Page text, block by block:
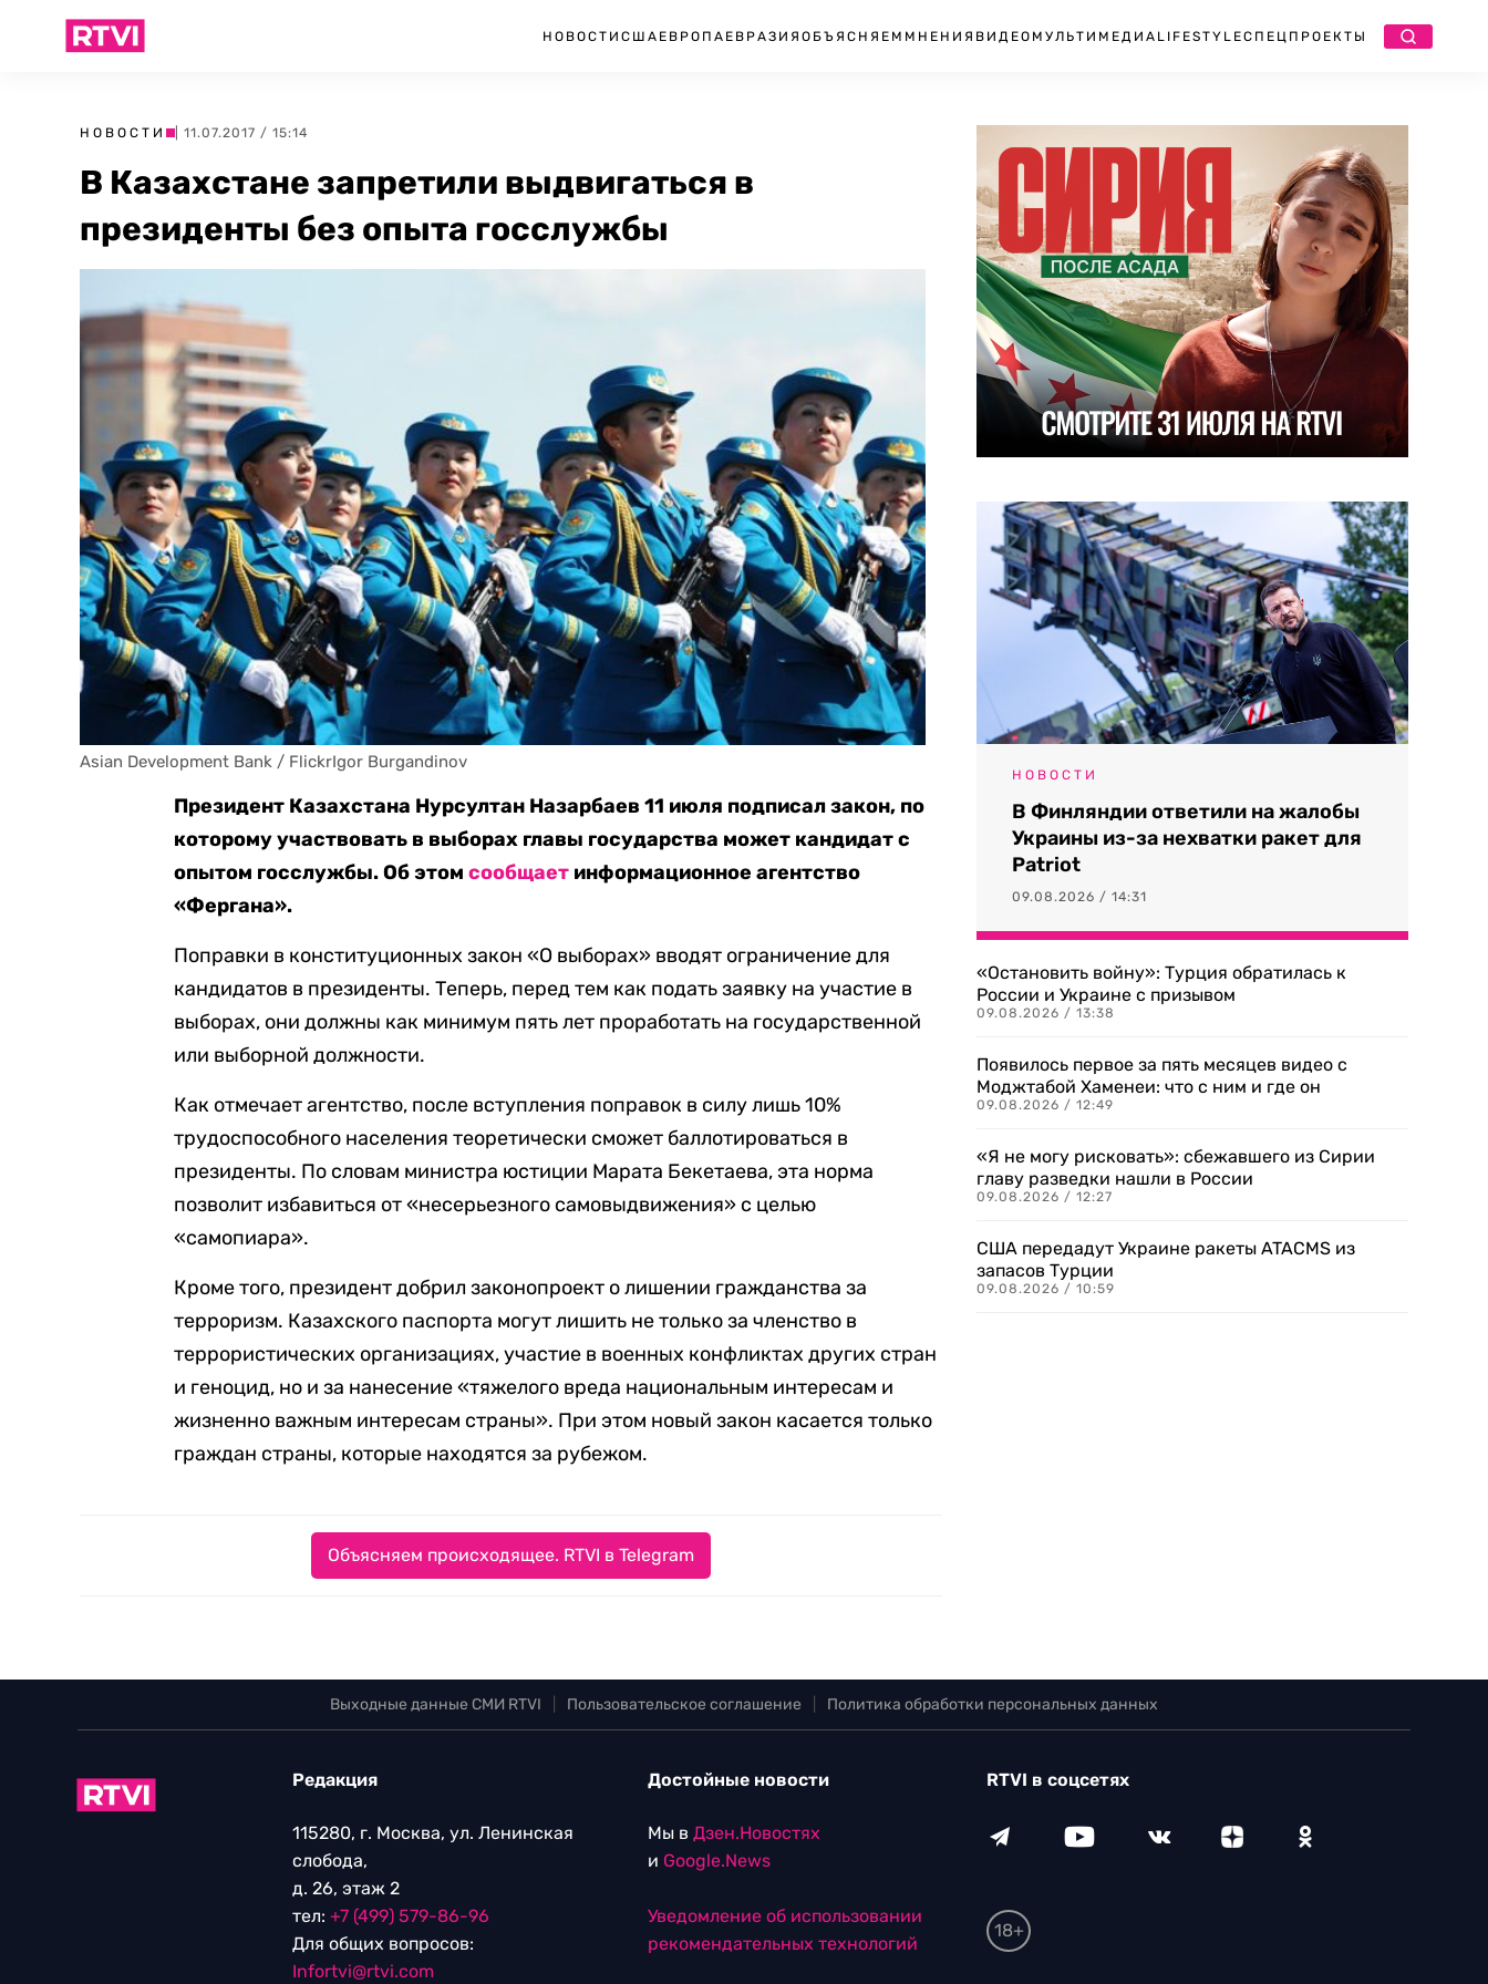
НОВОСТИ США ЕВРОПА ЕВРАЗИЯ ОБЪЯСНЯЕМ МНЕНИЯ ВИДЕО МУЛЬТИМЕДИА LIFESTYLEСПЕЦПРОЕКТЫ
НОВОСТИ | 11.07.2017 / 15:14
В Казахстане запретили выдвигаться в
президенты без опыта госслужбы
Asian Development Bank / FlickrIgor Burgandinov
Президент Казахстана Нурсултан Назарбаев 11 июля подписал закон, по
которому участвовать в выборах главы государства может кандидат с
опытом госслужбы. Об этомсообщает информационное агентство
«Фергана».
Поправки в конституционных закон «О выборах» вводят ограничение для
кандидатов в президенты. Теперь, перед тем как подать заявку на участие в
выборах, они должны как минимум пять лет проработать на государственной
или выборной должности.
Как отмечает агентство, после вступления поправок в силу лишь 10%
трудоспособного населения теоретически сможет баллотироваться в
президенты. По словам министра юстиции Марата Бекетаева, эта норма
позволит избавиться от «несерьезного самовыдвижения» с целью
«самопиара».
Кроме того, президент добрил законопроект о лишении гражданства за
терроризм. Казахского паспорта могут лишить не только за членство в
террористических организациях, участие в военных конфликтах других стран
и геноцид, но и за нанесение «тяжелого вреда национальным интересам и
жизненно важным интересам страны». При этом новый закон касается только
граждан страны, которые находятся за рубежом.
Объясняем происходящее. RTVI в Telegram
НОВОСТИ
В Финляндии ответили на жалобы
Украины из-за нехватки ракет для
Patriot
09.08.2026 / 14:31
«Остановить войну»: Турция обратилась к
России и Украине с призывом
09.08.2026 / 13:38
Появилось первое за пять месяцев видео с
Моджтабой Хаменеи: что с ним и где он
09.08.2026 / 12:49
«Я не могу рисковать»: сбежавшего из Сирии
главу разведки нашли в России
09.08.2026 / 12:27
США передадут Украине ракеты ATACMS из
запасов Турции
09.08.2026 / 10:59
Выходные данные СМИ RTVI Пользовательское соглашение Политика обработки персональных данных
Редакция
115280, г. Москва, ул. Ленинская
слобода,
д. 26, этаж 2
тел: +7 (499) 579-86-96
Для общих вопросов:
Infortvi@rtvi.com
Достойные новости
Мы в Дзен.Новостях
и Google.News
Уведомление об использовании
рекомендательных технологий
RTVI в соцсетях
18+